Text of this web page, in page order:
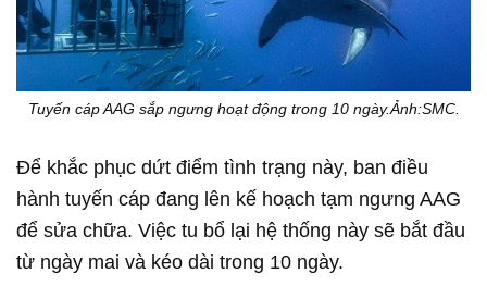
Tuyến cáp AAG sắp ngưng hoạt động trong 10 ngày.Ảnh:SMC.
Để khắc phục dứt điểm tình trạng này, ban điều
hành tuyến cáp đang lên kế hoạch tạm ngưng AAG
để sửa chữa. Việc tu bổ lại hệ thống này sẽ bắt đầu
từ ngày mai và kéo dài trong 10 ngày.